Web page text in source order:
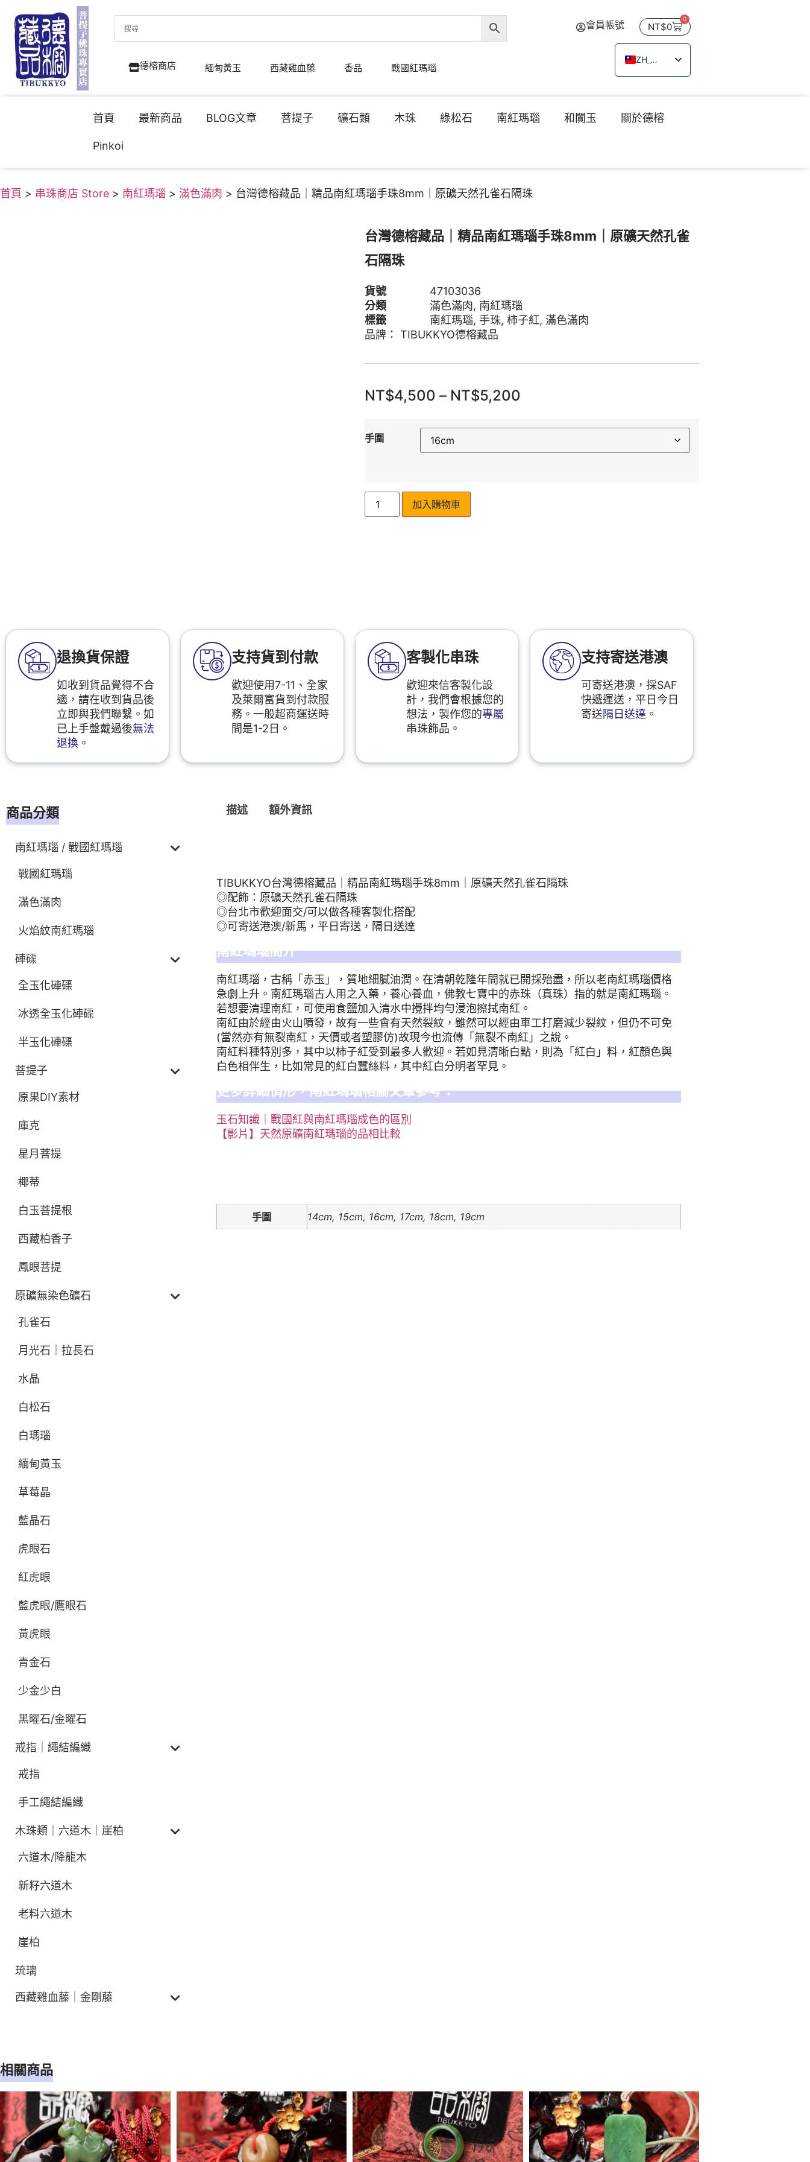
德榕商店 緬甸黃玉 西藏雞血藤 香品 戰國紅瑪瑙
會員帳號 NT$0
0
ZH_TW
EN
JA
TH
首頁 最新商品 BLOG文章 菩提子 礦石類 木珠 綠松石 南紅瑪瑙 和闐玉 關於德榕
Pinkoi
首頁 > 串珠商店 Store > 南紅瑪瑙 > 滿色滿肉 > 台灣德榕藏品｜精品南紅瑪瑙手珠8mm｜原礦天然孔雀石隔珠
台灣德榕藏品｜精品南紅瑪瑙手珠8mm｜原礦天然孔雀
石隔珠
貨號
47103036
分類
滿色滿肉, 南紅瑪瑙
標籤
南紅瑪瑙, 手珠, 柿子紅, 滿色滿肉
品牌： TIBUKKYO德榕藏品
NT$4,500 – NT$5,200
手圍
加入購物車
退換貨保證
如收到貨品覺得不合
適，請在收到貨品後
立即與我們聯繫。如
已上手盤戴過後無法
退換 。
支持貨到付款
歡迎使用7-11、全家
及萊爾富貨到付款服
務。一般超商運送時
間是1-2日。
客製化串珠
歡迎來信客製化設
計，我們會根據您的
想法，製作您的專屬
串珠飾品。
支持寄送港澳
可寄送港澳，採SAF
快遞運送，平日今日
寄送隔日送達 。
商品分類
南紅瑪瑙 / 戰國紅瑪瑙
戰國紅瑪瑙
滿色滿肉
火焰紋南紅瑪瑙
硨磲
全玉化硨磲
冰透全玉化硨磲
半玉化硨磲
菩提子
原果DIY素材
庫克
星月菩提
椰蒂
白玉菩提根
西藏柏香子
鳳眼菩提
原礦無染色礦石
孔雀石
月光石｜拉長石
水晶
白松石
白瑪瑙
緬甸黃玉
草莓晶
藍晶石
虎眼石
紅虎眼
藍虎眼/鷹眼石
黃虎眼
青金石
少金少白
黑曜石/金曜石
戒指｜繩結編織
戒指
手工繩結編織
木珠類｜六道木｜崖柏
六道木/降龍木
新籽六道木
老料六道木
崖柏
琉璃
西藏雞血藤｜金剛藤
描述 額外資訊
TIBUKKYO台灣德榕藏品｜精品南紅瑪瑙手珠8mm｜原礦天然孔雀石隔珠
◎配飾：原礦天然孔雀石隔珠
◎台北市歡迎面交/可以做各種客製化搭配
◎可寄送港澳/新馬，平日寄送，隔日送達
南紅瑪瑙簡介
南紅瑪瑙，古稱「赤玉」，質地細膩油潤。在清朝乾隆年間就已開採殆盡，所以老南紅瑪瑙價格
急劇上升。南紅瑪瑙古人用之入藥，養心養血，佛教七寶中的赤珠（真珠）指的就是南紅瑪瑙。
若想要清理南紅，可使用食鹽加入清水中攪拌均勻浸泡擦拭南紅。
南紅由於經由火山噴發，故有一些會有天然裂紋，雖然可以經由車工打磨減少裂紋，但仍不可免
(當然亦有無裂南紅，天價或者塑膠仿)故現今也流傳「無裂不南紅」之說。
南紅料種特別多，其中以柿子紅受到最多人歡迎。若如見清晰白點，則為「紅白」料，紅顏色與
白色相伴生，比如常見的紅白蠶絲料，其中紅白分明者罕見。
更多詳細情形，南紅瑪瑙相關文章參考：
玉石知識｜戰國紅與南紅瑪瑙成色的區別
【影片】天然原礦南紅瑪瑙的品相比較
手圍 14cm, 15cm, 16cm, 17cm, 18cm, 19cm
相關商品